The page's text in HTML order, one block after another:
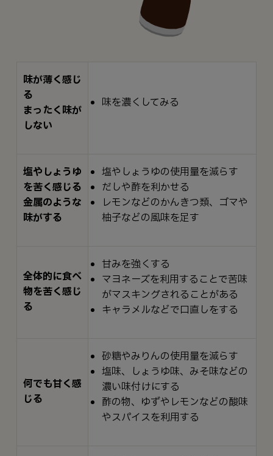
味が薄く感じ
る
まったく味が
しない
味を濃くしてみる
塩やしょうゆ
を苦く感じる
金属のような
味がする
塩やしょうゆの使用量を減らす
だしや酢を利かせる
レモンなどのかんきつ類、ゴマや
柚子などの風味を足す
全体的に食べ
物を苦く感じ
る
甘みを強くする
マヨネーズを利用することで苦味
がマスキングされることがある
キャラメルなどで口直しをする
何でも甘く感
じる
砂糖やみりんの使用量を減らす
塩味、しょうゆ味、みそ味などの
濃い味付けにする
酢の物、ゆずやレモンなどの酸味
やスパイスを利用する